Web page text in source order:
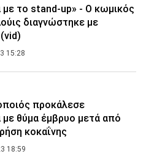
με το stand-up» - Ο κωμικός
διαγνώστηκε με
15:28
προκάλεσε
με θύμα έμβρυο μετά από
κοκαΐνης
18:59